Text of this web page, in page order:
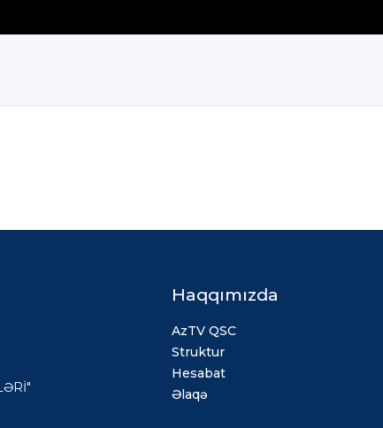
Haqqımızda
AzTV QSC
Struktur
Hesabat
Əlaqə